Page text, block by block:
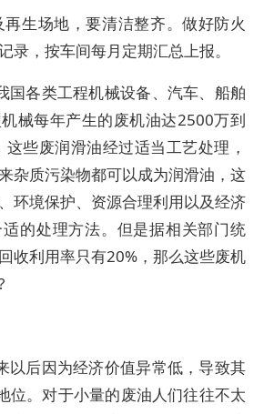
生场地，要清洁整齐。做好防火
录，按车间每月定期汇总上报。
国各类工程机械设备、汽车、船舶
械每年产生的废机油达2500万到
些废润滑油经过适当工艺处理，
杂质污染物都可以成为润滑油，这
环境保护、资源合理利用以及经济
的处理方法。但是据相关部门统
收利用率只有20%，那么这些废机
以后因为经济价值异常低，导致其
位。对于小量的废油人们往往不太